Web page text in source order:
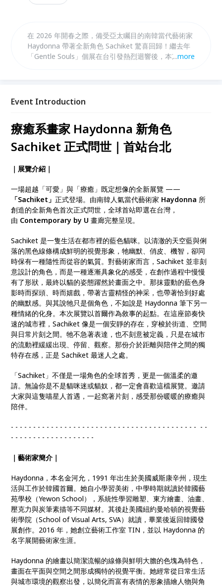
在 2026 年開春之際，備受亞太矚目的南韓當代藝術家
Haydonna 帶著全新角色 Sachiket 驚喜回歸！繼去年
「Gentle Souls」個展在台引發熱烈迴響後，本次由
...more
Event Introduction
療癒系畫家 Haydonna 新角色
Sachiket 正式問世｜首站台北
｜展覽介紹｜
一場超越「可愛」與「療癒」既定想像的全新展覽 ——
「Sachiket」正式登場。由南韓人氣當代藝術家 Haydonna 所
創造的全新角色首次正式問世，全球首站即選在台灣，
由 Contemporary by U 畫廊完整呈現。
Sachiket 是一隻生活在都市裡的藍色貓咪。以清澈的天空藍與俐
落的黑色線條構成鮮明的視覺形象，牠幽默、俏皮、機智，卻同
時保有一種隨性而從容的氣質。對藝術家而言，Sachiket 並非刻
意設計的角色，而是一種逐漸具象化的感受，在創作過程中慢慢
有了形狀，最終以貓的姿態躍然於畫面之中。那抹靈動的藍色身
影時而探頭、時而嬉戲，帶著古靈精怪的神采，也帶著恰到好處
的幽默感。與其說牠只是個角色，不如說是 Haydonna 筆下另一
種情緒的化身。本次展覽以首爾作為敘事的起點。在這座節奏快
速的城市裡，Sachiket 像是一個安靜的存在，穿梭於街道、空間
與日常片刻之間。牠不急著表達，也不刻意被定義，只是在城市
的流動裡緩緩出現、停留、觀察。那份介於距離與陪伴之間的獨
特存在感，正是 Sachiket 最迷人之處。
「Sachiket」不僅是一場角色的全球首秀，更是一個溫柔的邀
請。無論你是不是貓咪迷或貓奴，都一定會喜歡這檔展覽。邀請
大家與這隻喵星人首遇，一起窩著片刻，感受那份暖暖的療癒與
陪伴。
- - - - - - - - - - - - - - - - - - - - - - - - - - - - - - - - - - - - - - - - - - - -
- - - - - - - - - - - - - - - - - - -
｜藝術家簡介｜
Haydonna，本名金河允，1991 年出生於美國威斯康辛州，現生
活與工作於韓國首爾。她自小學習美術，中學時期就讀於韓國藝
苑學校（Yewon School），系統性學習雕塑、東方繪畫、油畫、
壓克力與炭筆素描等不同媒材。其後赴美國紐約曼哈頓的視覺藝
術學院（School of Visual Arts, SVA）就讀，畢業後返回韓國發
展創作。2016 年，她創立藝術工作室 TIN，並以 Haydonna 的
名字展開藝術家生涯。
Haydonna 的繪畫以簡潔流暢的線條與鮮明大膽的色塊為特色，
畫面在平面與空間之間形成獨特的視覺平衡。她經常從日常生活
與城市環境的觀察出發，以簡化而富有表情的形象描繪人物與角